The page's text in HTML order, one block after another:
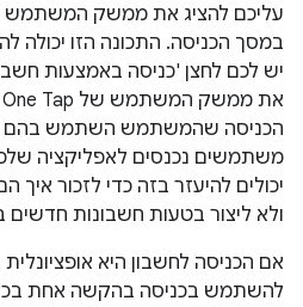
עליכם להציג את ממשק המשתמש
במסך הכניסה. התכונה הזו יכולה
הכניסה שהמשתמש השתמש בהם
משתמשים נכנסים לאפליקציה
יכולים להיעזר בזה כדי לזכור איך
ולא ליצור בטעות חשבונות חדשים
אם הכניסה לחשבון היא
להשתמש בכניסה בהקשה אחת